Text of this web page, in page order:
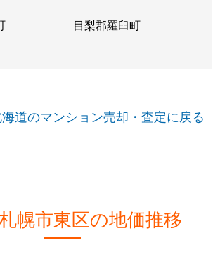
目梨郡羅臼町
道のマンション売却・査定に戻る
幌市東区の地価推移